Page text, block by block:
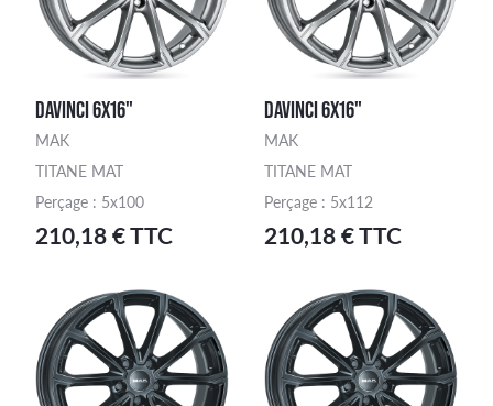
DAVINCI 6X16"
MAK
TITANE MAT
Perçage : 5x100
210,18 € TTC
DAVINCI 6X16"
MAK
TITANE MAT
Perçage : 5x112
210,18 € TTC